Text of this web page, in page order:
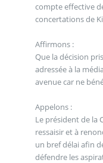
compte effective
concertations de
Affirmons :
Que la décision
adressée à la
avenue car ne
Appelons :
Le président de la
ressaisir et à
un bref délai afin
défendre les